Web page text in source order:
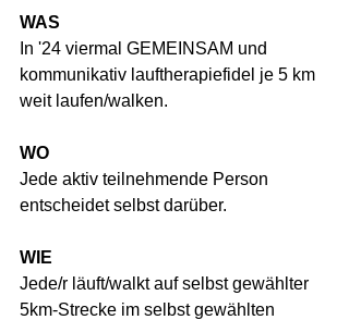
WAS
In '24 viermal GEMEINSAM und
kommunikativ lauftherapiefidel je 5 km
weit laufen/walken.
WO
Jede aktiv teilnehmende Person
entscheidet selbst darüber.
WIE
Jede/r läuft/walkt auf selbst gewählter
5km-Strecke im selbst gewählten